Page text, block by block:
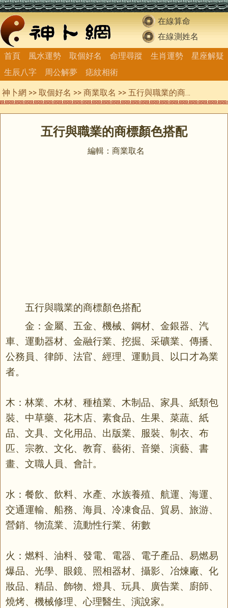
在線算命
在線測姓名
首頁
風水運勢 取個好名 命理尋蹤 生肖運勢
星座解疑
生辰八字
周公解夢 痣紋相術
神卜網 >> 取個好名 >> 商業取名 >> 五行與職業的商標顏色搭配
五行與職業的商標顏色搭配
編輯：商業取名
五行與職業的商標顏色搭配
金：金屬、五金、機械、鋼材、金銀器、汽
車、運動器材、金融行業、挖掘、采礦業、傳播、
公務員、律師、法官、經理、運動員、以口才為業
者。
木：林業、木材、種植業、木制品、家具、紙類包
裝、中草藥、花木店、素食品、生果、菜蔬、紙
品、文具、文化用品、出版業、服裝、制衣、布
匹、宗教、文化、教育、藝術、音樂、演藝、書
畫、文職人員、會計。
水：餐飲、飲料、水產、水族養殖、航運、海運、
交通運輸、船務、海員、冷凍食品、貿易、旅游、
營銷、物流業、流動性行業、術數
火：燃料、油料、發電、電器、電子產品、易燃易
爆品、光學、眼鏡、照相器材、攝影、冶煉廠、化
妝品、精品、飾物、燈具、玩具、廣告業、廚師、
燒烤、機械修理、心理醫生、演說家。